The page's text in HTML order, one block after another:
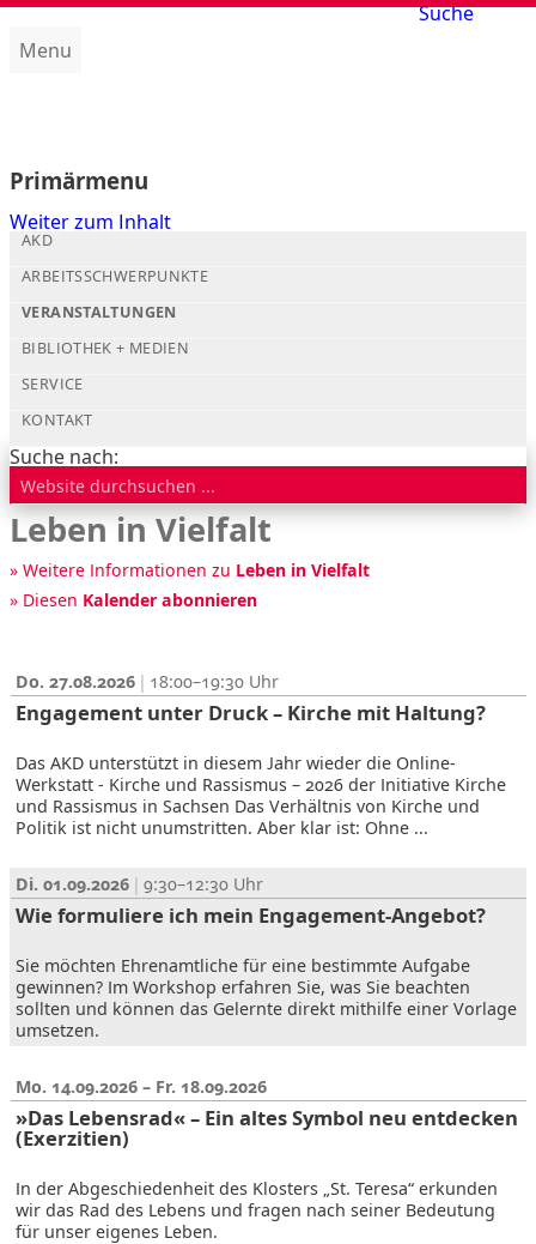
Menu
Primärmenu
Weiter zum Inhalt
AKD
ARBEITSSCHWERPUNKTE
VERANSTALTUNGEN
BIBLIOTHEK + MEDIEN
SERVICE
KONTAKT
Suche
Suche nach:
Leben in Vielfalt
» Weitere Informationen zu Leben in Vielfalt
» Diesen Kalender abonnieren
Do. 27.08.2026 18:00–19:30
Engagement unter Druck – Kirche mit Haltung?
Das AKD unterstützt in diesem Jahr wieder die Online-
Werkstatt - Kirche und Rassismus – 2026 der Initiative Kirche
und Rassismus in Sachsen Das Verhältnis von Kirche und
Politik ist nicht unumstritten. Aber klar ist: Ohne ...
Di. 01.09.2026 9:30–12:30
Wie formuliere ich mein Engagement-Angebot?
Sie möchten Ehrenamtliche für eine bestimmte Aufgabe
gewinnen? Im Workshop erfahren Sie, was Sie beachten
sollten und können das Gelernte direkt mithilfe einer Vorlage
umsetzen.
Mo. 14.09.2026 – Fr. 18.09.2026
»Das Lebensrad« – Ein altes Symbol neu entdecken
(Exerzitien)
In der Abgeschiedenheit des Klosters „St. Teresa“ erkunden
wir das Rad des Lebens und fragen nach seiner Bedeutung
für unser eigenes Leben.